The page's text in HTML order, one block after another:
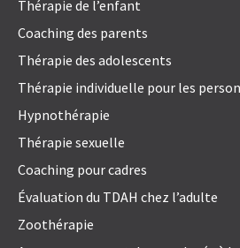
Thérapie de l’enfant
Coaching des parents
Thérapie des adolescents
Thérapie individuelle pour les
Hypnothérapie
Thérapie sexuelle
Coaching pour cadres
Évaluation du TDAH chez l’adulte
Zoothérapie